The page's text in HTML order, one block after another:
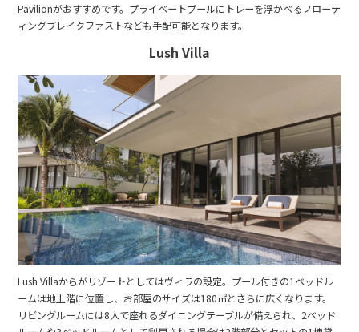
Pavilionがおすすめです。プライベートプールにトレーを浮かべるフローテ
ィングブレイクファストなども手配可能となります。
Lush Villa
Lush Villaからがリゾートとしてはヴィラの設定。プール付きの1ベッドル
ームは地上階に位置し、お部屋のサイズは180㎡とさらに広くなります。
リビングルームには8人で座れるダイニングテーブルが備えられ、2ベッド